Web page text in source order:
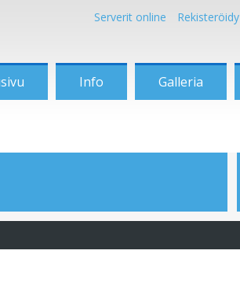
Serverit online Rekisteröidy
Info Galleria